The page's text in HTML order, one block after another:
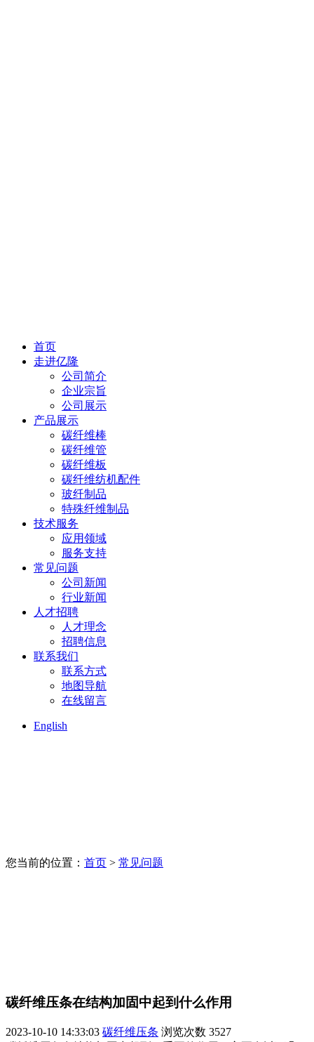
首页
走进亿隆
公司简介
企业宗旨
公司展示
产品展示
碳纤维棒
碳纤维管
碳纤维板
碳纤维纺机配件
玻纤制品
特殊纤维制品
技术服务
应用领域
服务支持
常见问题
公司新闻
行业新闻
人才招聘
人才理念
招聘信息
联系我们
联系方式
地图导航
在线留言
English
您当前的位置： 首页 > 常见问题
碳纤维压条在结构加固中起到什么作用
2023-10-10 14:33:03 碳纤维压条 浏览次数 3527